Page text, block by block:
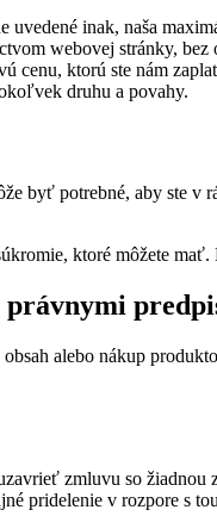
inak, naša
webovej stránky,
cenu, ktorú ste nám
druhu a povahy.
byť potrebné, aby ste
ktoré môžete mať.
právnymi
alebo nákup
zmluvu so
pridelenie v rozpore s